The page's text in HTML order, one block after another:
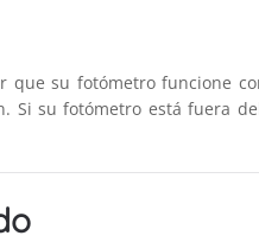
su fotómetro funcione
Si su fotómetro está fuera